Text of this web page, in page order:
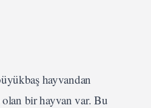
hayvandan
olan bir hayvan var. Bu